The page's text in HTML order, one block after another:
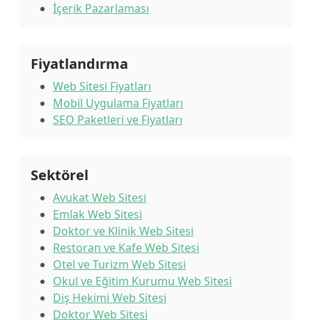
İçerik Pazarlaması
Fiyatlandırma
Web Sitesi Fiyatları
Mobil Uygulama Fiyatları
SEO Paketleri ve Fiyatları
Sektörel
Avukat Web Sitesi
Emlak Web Sitesi
Doktor ve Klinik Web Sitesi
Restoran ve Kafe Web Sitesi
Otel ve Turizm Web Sitesi
Okul ve Eğitim Kurumu Web Sitesi
Diş Hekimi Web Sitesi
Doktor Web Sitesi